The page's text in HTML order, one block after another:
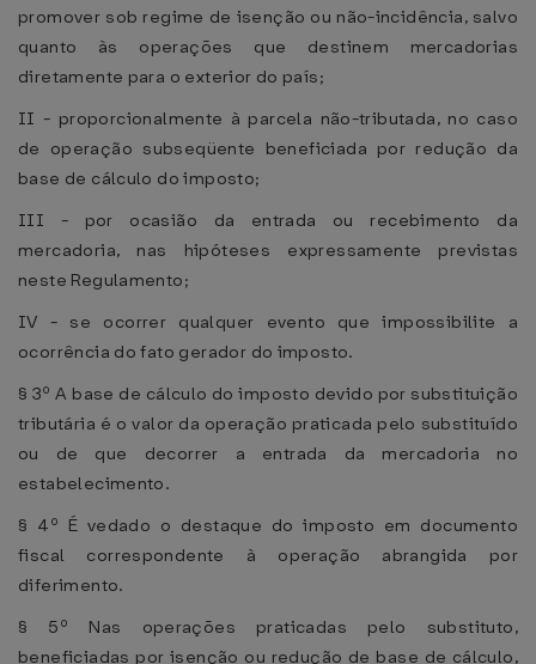
promover sob regime de isenção ou não-incidência, salvo
quanto às operações que destinem mercadorias
diretamente para o exterior do país;
II - proporcionalmente à parcela não-tributada, no caso
de operação subseqüente beneficiada por redução da
base de cálculo do imposto;
III - por ocasião da entrada ou recebimento da
mercadoria, nas hipóteses expressamente previstas
neste Regulamento;
IV - se ocorrer qualquer evento que impossibilite a
ocorrência do fato gerador do imposto.
§ 3º A base de cálculo do imposto devido por substituição
tributária é o valor da operação praticada pelo substituído
ou de que decorrer a entrada da mercadoria no
estabelecimento.
§ 4º É vedado o destaque do imposto em documento
fiscal correspondente à operação abrangida por
diferimento.
§ 5º Nas operações praticadas pelo substituto,
beneficiadas por isenção ou redução de base de cálculo,